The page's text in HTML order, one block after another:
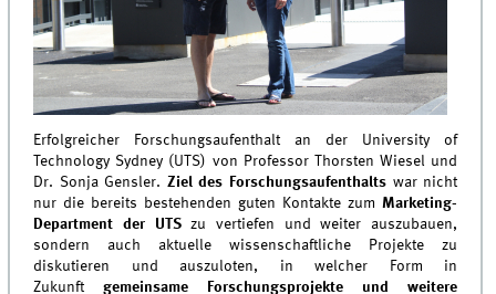
Erfolgreicher Forschungsaufenthalt an der University of
Technology Sydney (UTS) von Professor Thorsten Wiesel und
Dr. Sonja Gensler. Ziel des Forschungsaufenthalts war nicht
nur die bereits bestehenden guten Kontakte zumMarketing-
Department der UTS zu vertiefen und weiter auszubauen,
sondern auch aktuelle wissenschaftliche Projekte zu
diskutieren und auszuloten, in welcher Form in
Zukunft gemeinsame Forschungsprojekte und weitere